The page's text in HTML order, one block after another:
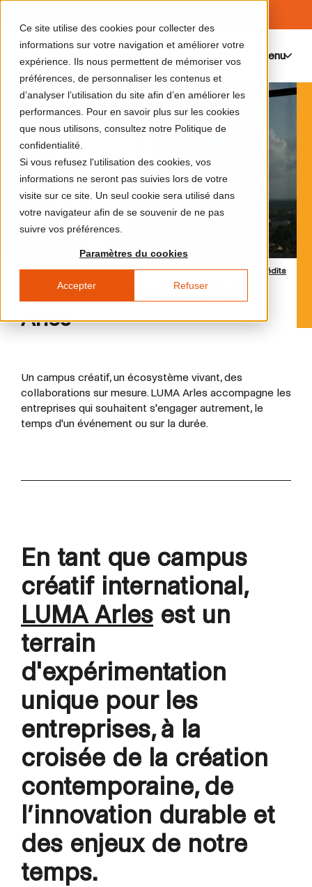
Ce site utilise des cookies pour collecter des
informations sur votre navigation et améliorer votre
expérience. Ils nous permettent de mémoriser vos
préférences, de personnaliser les contenus et
d’analyser l’utilisation du site afin d’en améliorer les
performances. Pour en savoir plus sur les cookies
que nous utilisons, consultez notre Politique de
confidentialité.
Si vous refusez l'utilisation des cookies, vos
informations ne seront pas suivies lors de votre
visite sur ce site. Un seul cookie sera utilisé dans
votre navigateur afin de se souvenir de ne pas
suivre vos préférences.
Paramètres du cookies
Accepter Refuser
Menu
Crédits
Collaborer avec LUMA
Arles
Un campus créatif, un écosystème vivant, des
collaborations sur mesure. LUMA Arles accompagne les
entreprises qui souhaitent s'engager autrement, le
temps d'un événement ou sur la durée.
En tant que campus
créatif international,
LUMA Arles est un
terrain
d'expérimentation
unique pour les
entreprises, à la
croisée de la création
contemporaine, de
l’innovation durable et
des enjeux de notre
temps.